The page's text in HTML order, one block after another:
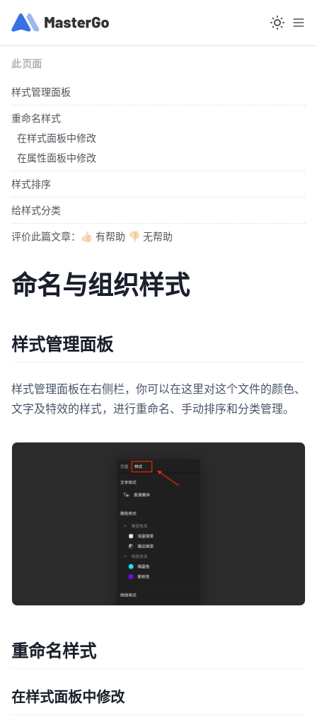
命名与组织样式
样式管理面板
样式管理面板在右侧栏，你可以在这里对这个文件的颜色、
文字及特效的样式，进行重命名、手动排序和分类管理。
重命名样式
在样式面板中修改
此页面
样式管理面板
重命名样式
在样式面板中修改
在属性面板中修改
样式排序
给样式分类
评价此篇文章：👍🏻 有帮助 👎🏻 无帮助